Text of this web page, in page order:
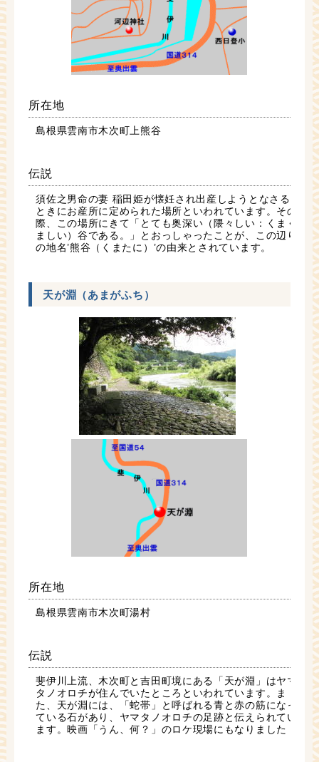
所在地
島根県雲南市木次町上熊谷
伝説
須佐之男命の妻 稲田姫が懐妊され出産しようとなさる
ときにお産所に定められた場所といわれています。その
際、この場所にきて「とても奥深い（隈々しい：くまく
ましい）谷である。」とおっしゃったことが、この辺り
の地名’熊谷（くまたに）’の由来とされています。
天が淵（あまがふち）
所在地
島根県雲南市木次町湯村
伝説
斐伊川上流、木次町と吉田町境にある「天が淵」はヤマ
タノオロチが住んでいたところといわれています。ま
た、天が淵には、「蛇帯」と呼ばれる青と赤の筋になっ
ている石があり、ヤマタノオロチの足跡と伝えられてい
ます。映画「うん、何？」のロケ現場にもなりました！